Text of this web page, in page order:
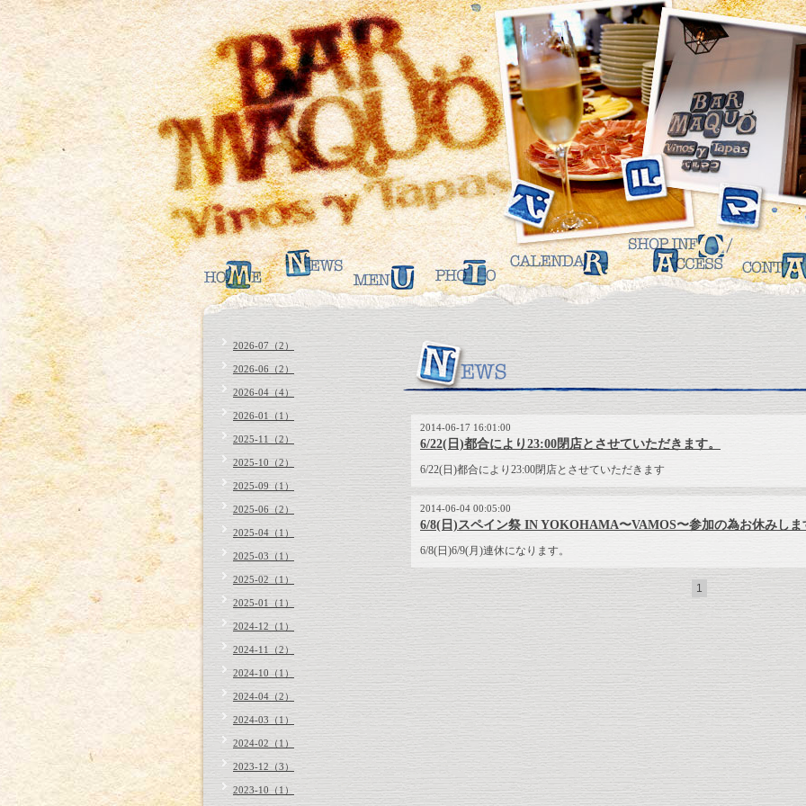
2014-06-17 16:01:00
6/22(日)都合により23:00閉店とさせていただきます。
6/22(日)都合により23:00閉店とさせていただきます
2014-06-04 00:05:00
6/8(日)スペイン祭 IN YOKOHAMA〜VAMOS〜参加の為お休みしま
6/8(日)6/9(月)連休になります。
1
2026-07（2）
2026-06（2）
2026-04（4）
2026-01（1）
2025-11（2）
2025-10（2）
2025-09（1）
2025-06（2）
2025-04（1）
2025-03（1）
2025-02（1）
2025-01（1）
2024-12（1）
2024-11（2）
2024-10（1）
2024-04（2）
2024-03（1）
2024-02（1）
2023-12（3）
2023-10（1）